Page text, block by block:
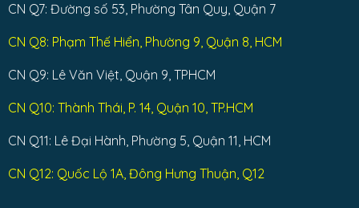
CN Q7: Đường số 53, Phường Tân Quy, Quận 7
CN Q8: Phạm Thế Hiển, Phường 9, Quận 8, HCM
CN Q9: Lê Văn Việt, Quận 9, TPHCM
CN Q10: Thành Thái, P. 14, Quận 10, TP.HCM
CN Q11: Lê Đại Hành, Phường 5, Quận 11, HCM
CN Q12: Quốc Lộ 1A, Đông Hưng Thuận, Q12